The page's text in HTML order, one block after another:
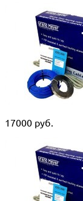
17000 руб.